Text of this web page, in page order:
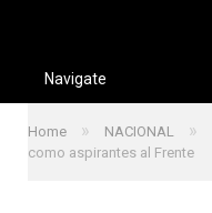
Navigate
Home » NACIONAL »
como aspirantes al Frente